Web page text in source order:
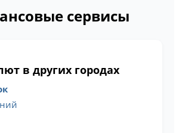
сервисы
в других городах